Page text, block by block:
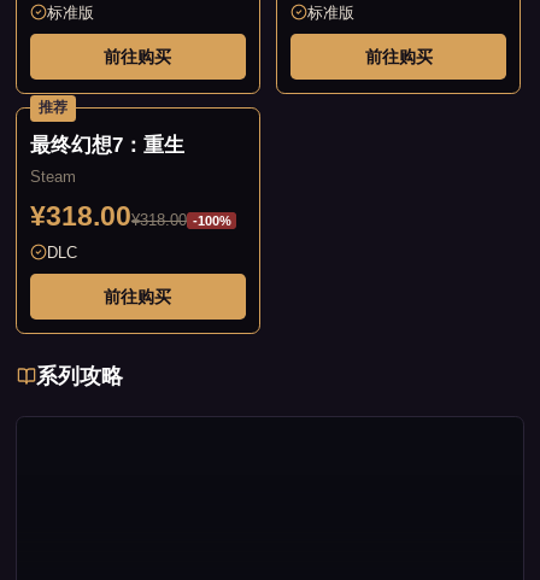
标准版
前往购买
标准版
前往购买
推荐
最终幻想7：重生
Steam
¥318.00¥318.00 -100%
DLC
前往购买
系列攻略